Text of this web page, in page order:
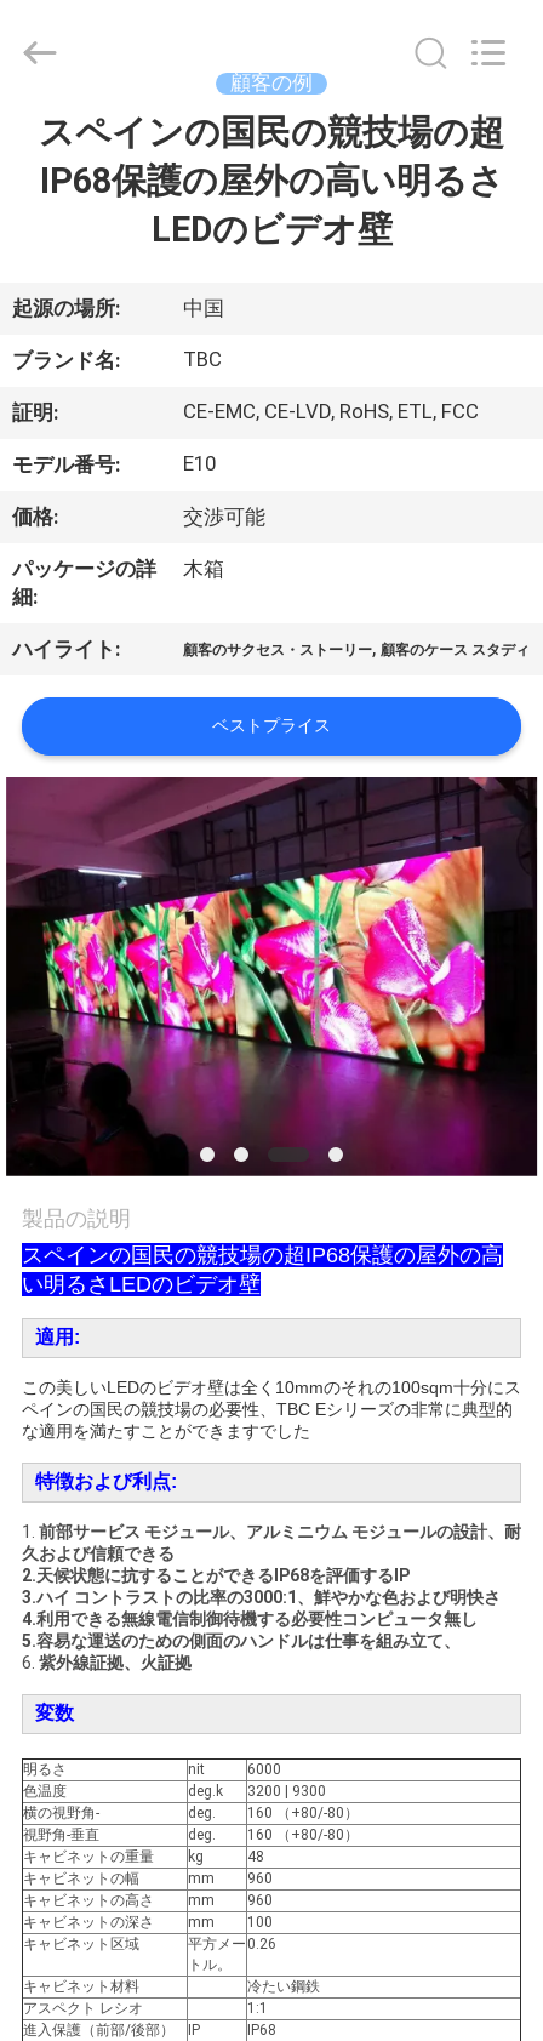
ダ
ク
ト
シ
ョ
ー
私
達
つ
い
工
場
旅
品
質
管
理
ニ
ュ
ー
ス
サ
イ
ト
マ
ッ
プ
Topbright
Creation
Reserved.
顧客の例
スペインの国民の競技場の超
IP68保護の屋外の高い明るさ
LEDのビデオ壁
起源の場所: 中国
ブランド名: TBC
証明: CE-EMC, CE-LVD, RoHS, ETL, FCC
モデル番号: E10
価格: 交渉可能
パッケージの詳
細:
木箱
ハイライト: 顧客のサクセス・ストーリー,顧客のケース スタディ
ベストプライス
製品の説明
スペインの国民の競技場の超IP68保護の屋外の高
い明るさLEDのビデオ壁
適用:
この美しいLEDのビデオ壁は全く10mmのそれの100sqm十分にス
ペインの国民の競技場の必要性、TBC Eシリーズの非常に典型的
な適用を満たすことができますでした
特徴および利点:
1. 前部サービス モジュール、アルミニウム モジュールの設計、耐
久および信頼できる
2.天候状態に抗することができるIP68を評価するIP
3.ハイ コントラストの比率の3000:1、鮮やかな色および明快さ
4.利用できる無線電信制御待機する必要性コンピュータ無し
5.容易な運送のための側面のハンドルは仕事を組み立て、
6. 紫外線証拠、火証拠
変数
明るさ nit
6000
色温度
deg.k
3200 | 9300
横の視野角-
deg.
160 （+80/-80）
視野角-垂直
deg.
160 （+80/-80）
キャビネットの重量
kg
48
キャビネットの幅
mm
960
キャビネットの高さ
mm
960
キャビネットの深さ
mm
100
キャビネット区域
平方メー
トル。
0.26
キャビネット材料
冷たい鋼鉄
アスペクト レシオ
1:1
進入保護（前部/後部）
IP
IP68